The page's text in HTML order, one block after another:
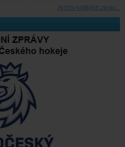
Archiv krátkých zpráv...